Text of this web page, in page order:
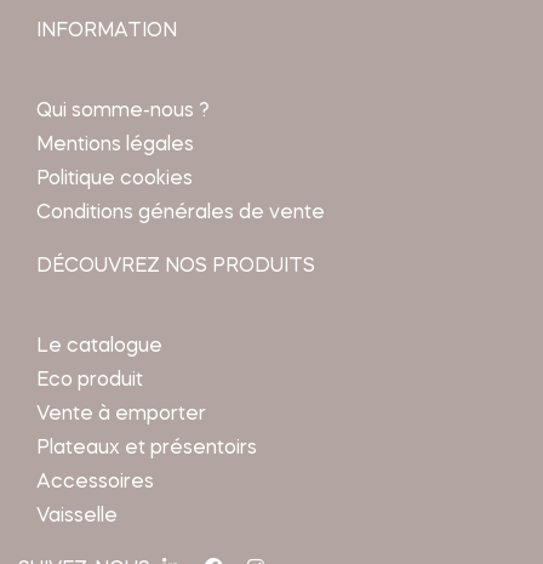
INFORMATION
Qui somme-nous ?
Mentions légales
Politique cookies
Conditions générales de vente
DÉCOUVREZ NOS PRODUITS
Le catalogue
Eco produit
Vente à emporter
Plateaux et présentoirs
Accessoires
Vaisselle